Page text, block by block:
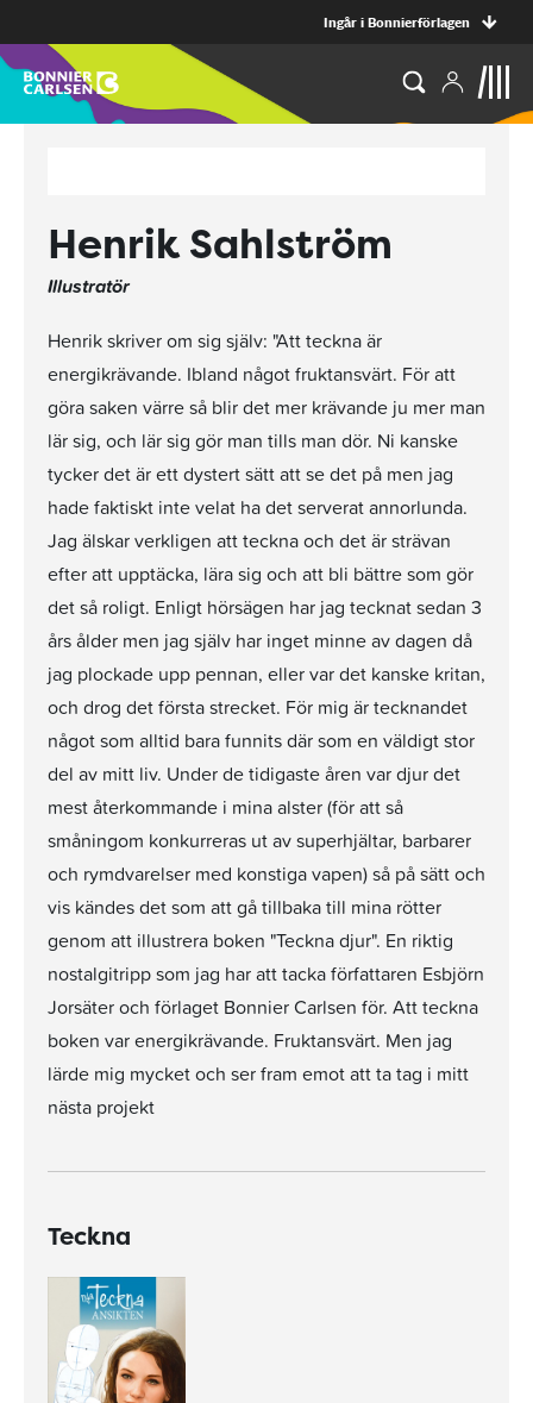
Ingår i Bonnierförlagen
Henrik Sahlström
Illustratör
Henrik skriver om sig själv: "Att teckna är
energikrävande. Ibland något fruktansvärt. För att
göra saken värre så blir det mer krävande ju mer man
lär sig, och lär sig gör man tills man dör. Ni kanske
tycker det är ett dystert sätt att se det på men jag
hade faktiskt inte velat ha det serverat annorlunda.
Jag älskar verkligen att teckna och det är strävan
efter att upptäcka, lära sig och att bli bättre som gör
det så roligt. Enligt hörsägen har jag tecknat sedan 3
års ålder men jag själv har inget minne av dagen då
jag plockade upp pennan, eller var det kanske kritan,
och drog det första strecket. För mig är tecknandet
något som alltid bara funnits där som en väldigt stor
del av mitt liv. Under de tidigaste åren var djur det
mest återkommande i mina alster (för att så
småningom konkurreras ut av superhjältar, barbarer
och rymdvarelser med konstiga vapen) så på sätt och
vis kändes det som att gå tillbaka till mina rötter
genom att illustrera boken "Teckna djur". En riktig
nostalgitripp som jag har att tacka författaren Esbjörn
Jorsäter och förlaget Bonnier Carlsen för. Att teckna
boken var energikrävande. Fruktansvärt. Men jag
lärde mig mycket och ser fram emot att ta tag i mitt
nästa projekt
Teckna